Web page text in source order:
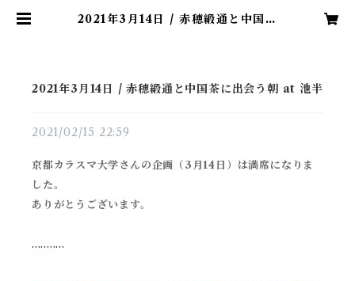
2021年3月14日 / 赤穂緞通と中国茶
2021年3月14日 / 赤穂緞通と中国茶に出会う朝 at 池半
2021/02/15 22:59
京都カラスマ大学さんの企画（3月14日）は満席になりま
した。
ありがとうございます。
...........